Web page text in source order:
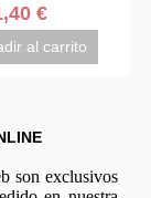
€
al carrito
son exclusivos